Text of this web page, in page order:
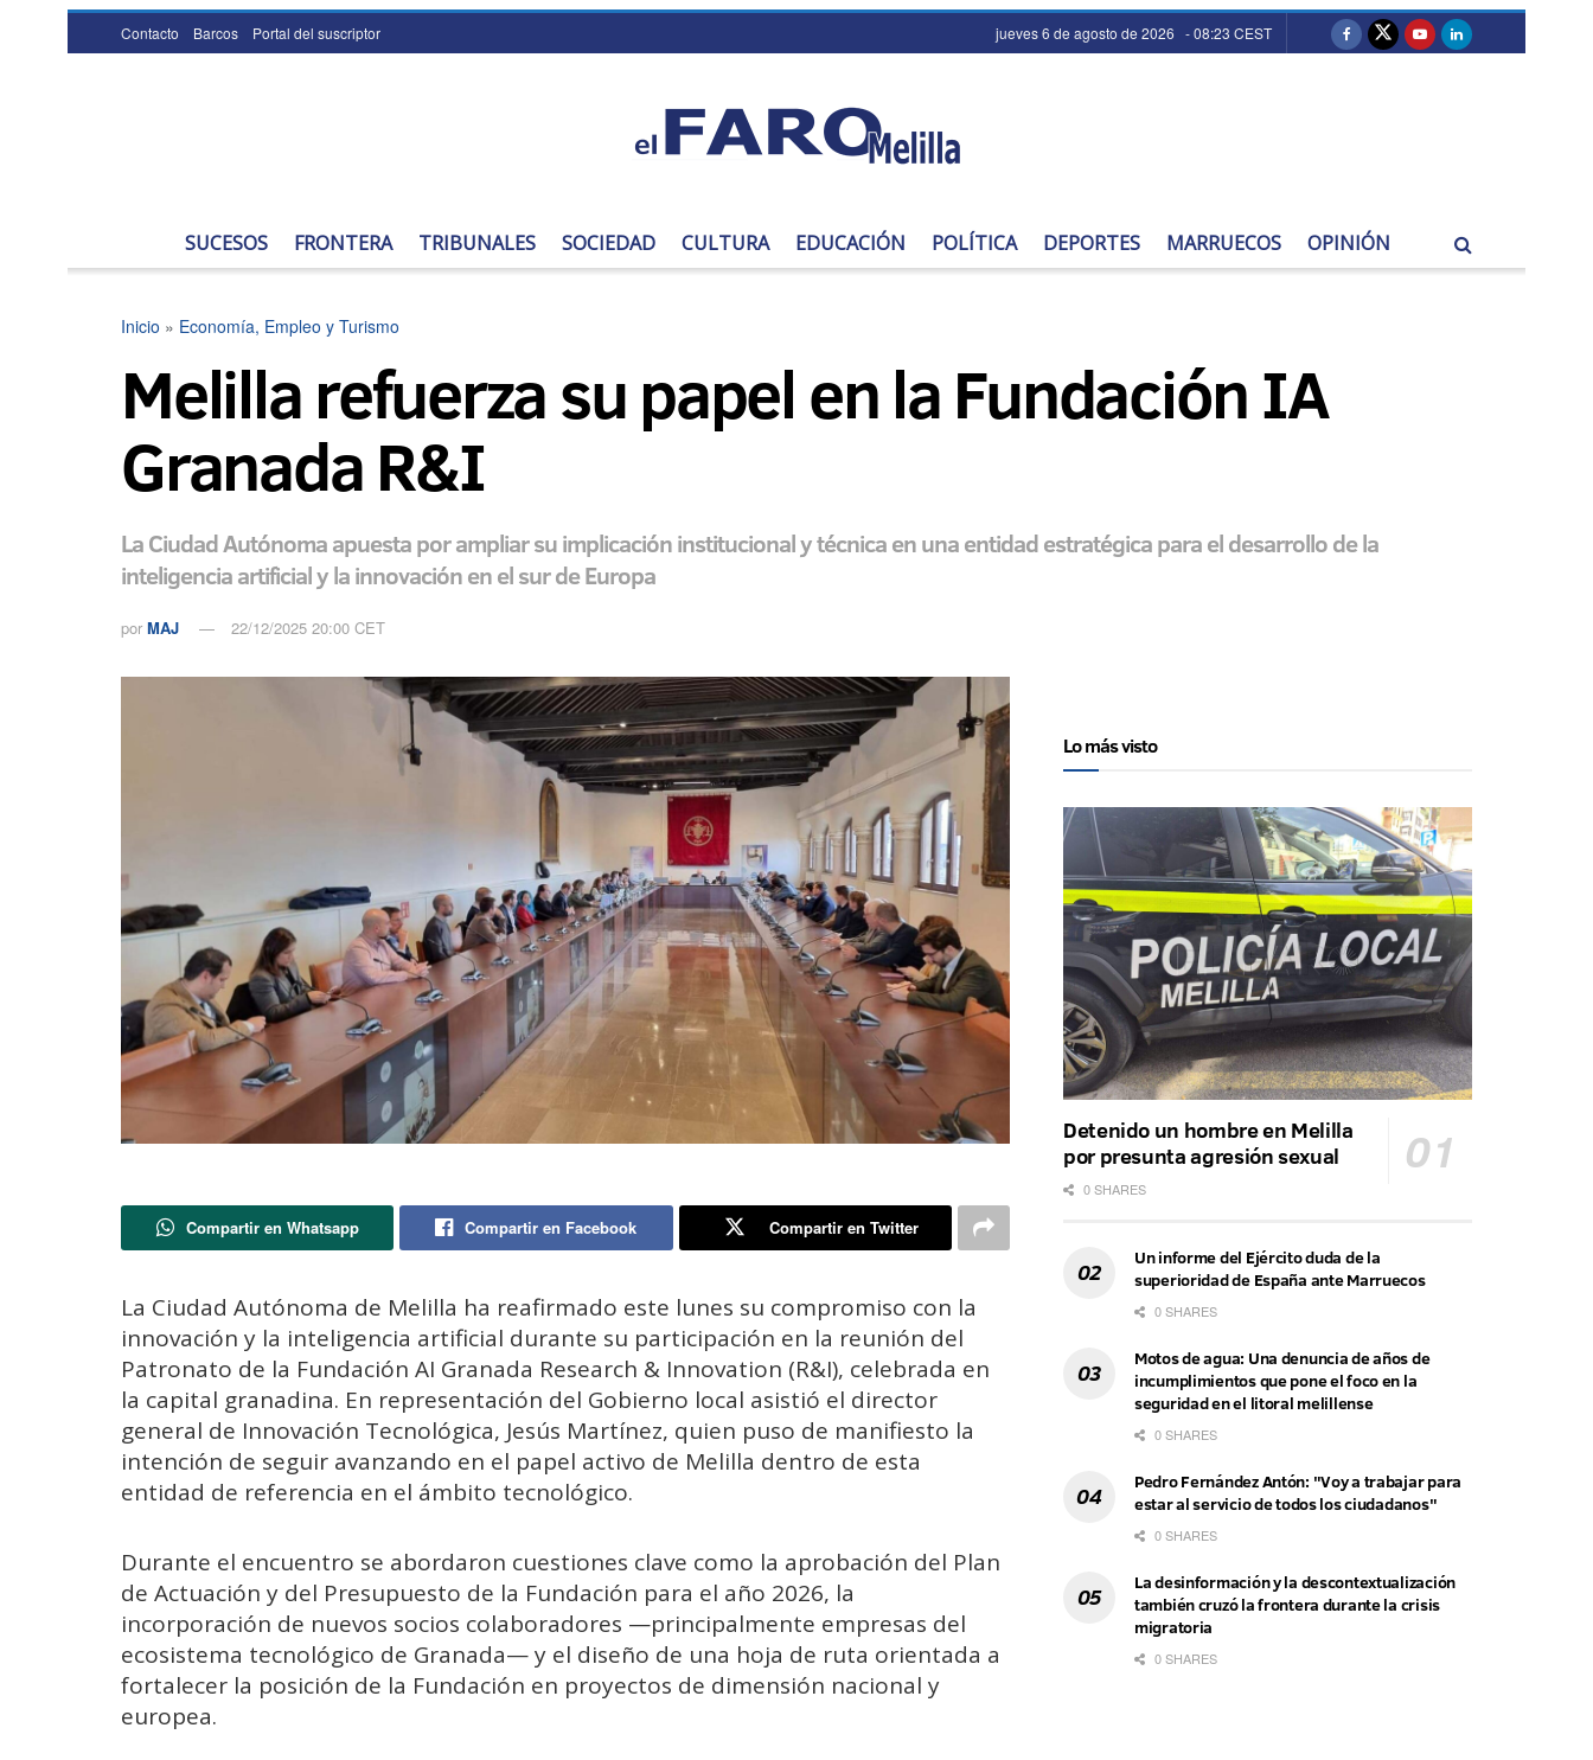
Contacto Barcos Portal del suscriptor jueves 6 de agosto de 2026 - 08:23 CEST
SUCESOS FRONTERA TRIBUNALES SOCIEDAD CULTURA EDUCACIÓN POLÍTICA DEPORTES MARRUECOS OPINIÓN
Inicio » Economía, Empleo y Turismo
Melilla refuerza su papel en la Fundación IA
Granada R&I
La Ciudad Autónoma apuesta por ampliar su implicación institucional y técnica en una entidad estratégica para el desarrollo de la
inteligencia artificial y la innovación en el sur de Europa
por MAJ 22/12/2025 20:00 CET
Compartir en Whatsapp Compartir en Facebook Compartir en Twitter
La Ciudad Autónoma de Melilla ha reafirmado este lunes su compromiso con la
innovación y la inteligencia artificial durante su participación en la reunión del
Patronato de la Fundación AI Granada Research & Innovation (R&I), celebrada en
la capital granadina. En representación del Gobierno local asistió el director
general de Innovación Tecnológica, Jesús Martínez, quien puso de manifiesto la
intención de seguir avanzando en el papel activo de Melilla dentro de esta
entidad de referencia en el ámbito tecnológico.
Durante el encuentro se abordaron cuestiones clave como la aprobación del Plan
de Actuación y del Presupuesto de la Fundación para el año 2026, la
incorporación de nuevos socios colaboradores —principalmente empresas del
ecosistema tecnológico de Granada— y el diseño de una hoja de ruta orientada a
fortalecer la posición de la Fundación en proyectos de dimensión nacional y
europea.
Lo más visto
Detenido un hombre en Melilla
por presunta agresión sexual
0 SHARES
Un informe del Ejército duda de la
superioridad de España ante Marruecos
0 SHARES
Motos de agua: Una denuncia de años de
incumplimientos que pone el foco en la
seguridad en el litoral melillense
0 SHARES
Pedro Fernández Antón: "Voy a trabajar para
estar al servicio de todos los ciudadanos"
0 SHARES
La desinformación y la descontextualización
también cruzó la frontera durante la crisis
migratoria
0 SHARES